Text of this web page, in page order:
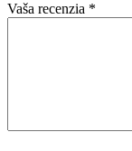
Vaša recenzia *